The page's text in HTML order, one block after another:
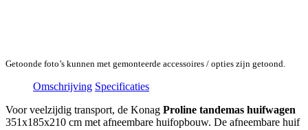
Getoonde foto’s kunnen met gemonteerde accessoires / opties zijn getoond.
Omschrijving Specificaties
Voor veelzijdig transport, de Konag Proline tandemas huifwagen
351x185x210 cm met afneembare huifopbouw. De afneembare huif